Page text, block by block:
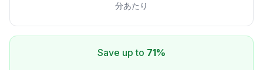
分あたり
Save up to 71%